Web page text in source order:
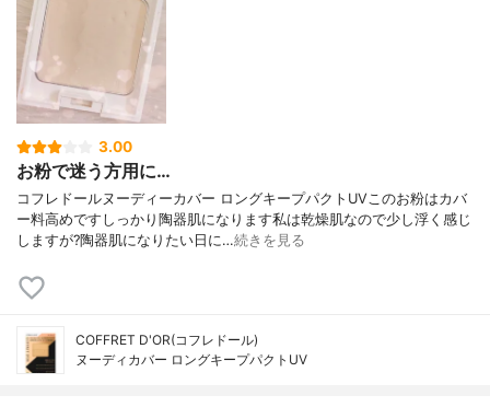
3.00
お粉で迷う方用に…
コフレドールヌーディーカバー ロングキープパクトUVこのお粉はカバ
ー料高めですしっかり陶器肌になります私は乾燥肌なので少し浮く感じ
しますが?陶器肌になりたい日に…続きを見る
COFFRET D'OR(コフレドール)
ヌーディカバー ロングキープパクトUV